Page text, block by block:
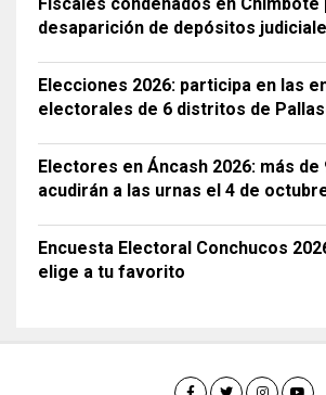
desaparición de depósitos
Elecciones 2026: participa en las
electorales de 6 distritos de
Electores en Áncash 2026: más de
acudirán a las urnas el 4 de
Encuesta Electoral Conchucos
elige a tu favorito